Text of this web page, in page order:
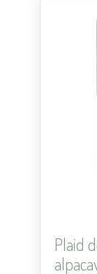
Plaid